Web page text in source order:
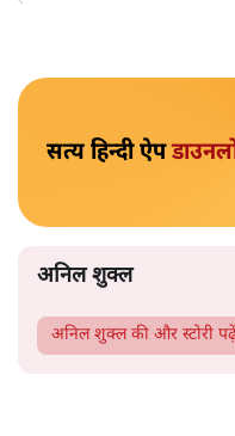
प्रधानमंत्री की 6 हज़ार
नरेंद्र मोदी से लेकर पूरी
'अहसान के बोझ' से इतर
सरकार धान के किसान को
का 55 सौ रुपये देती है।